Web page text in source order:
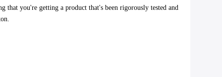
that you're getting a product that's been rigorously tested and